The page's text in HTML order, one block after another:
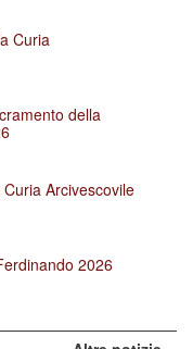
Curia
della
Arcivescovile
2026